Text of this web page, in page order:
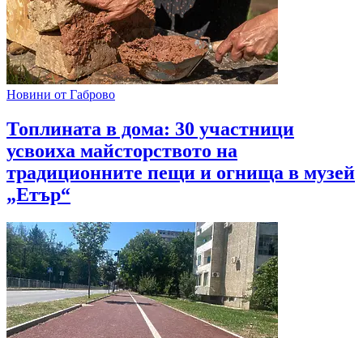
Новини от Габрово
Топлината в дома: 30 участници
усвоиха майсторството на
традиционните пещи и огнища в музей
„Етър“